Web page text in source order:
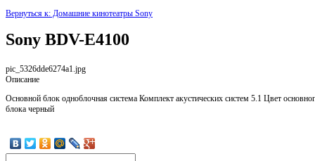
Вернуться к: Домашние кинотеатры Sony
Sony BDV-E4100
pic_5326dde6274a1.jpg
Описание
Основной блок одноблочная система Комплект акустических систем 5.1 Цвет
блока черный